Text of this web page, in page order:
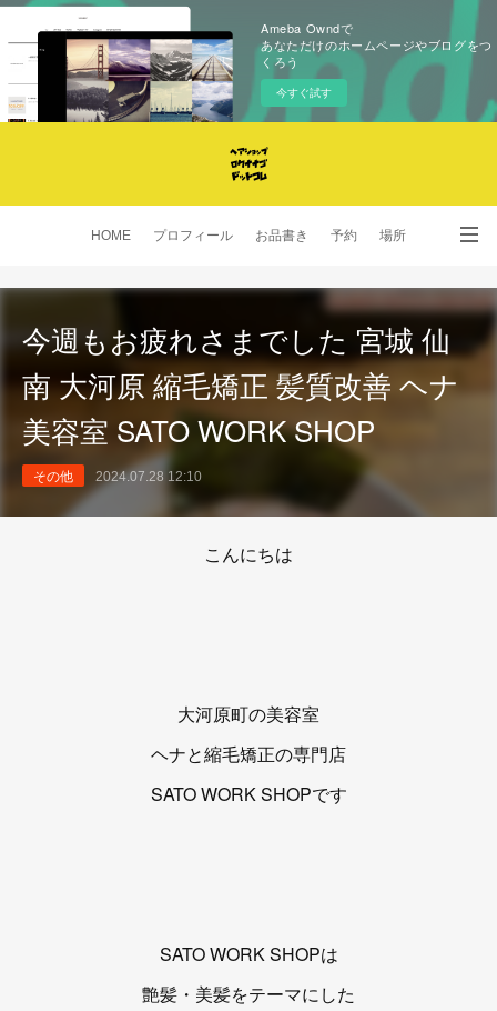
Ameba Owndで
あなただけのホームページやブログをつ
くろう
今すぐ試す
HOME プロフィール お品書き 予約 場所
SNS
今週もお疲れさまでした 宮城 仙
南 大河原 縮毛矯正 髪質改善 ヘナ
美容室 SATO WORK SHOP
その他 2024.07.28 12:10
こんにちは
大河原町の美容室
ヘナと縮毛矯正の専門店
SATO WORK SHOPです
SATO WORK SHOPは
艶髪・美髪をテーマにした